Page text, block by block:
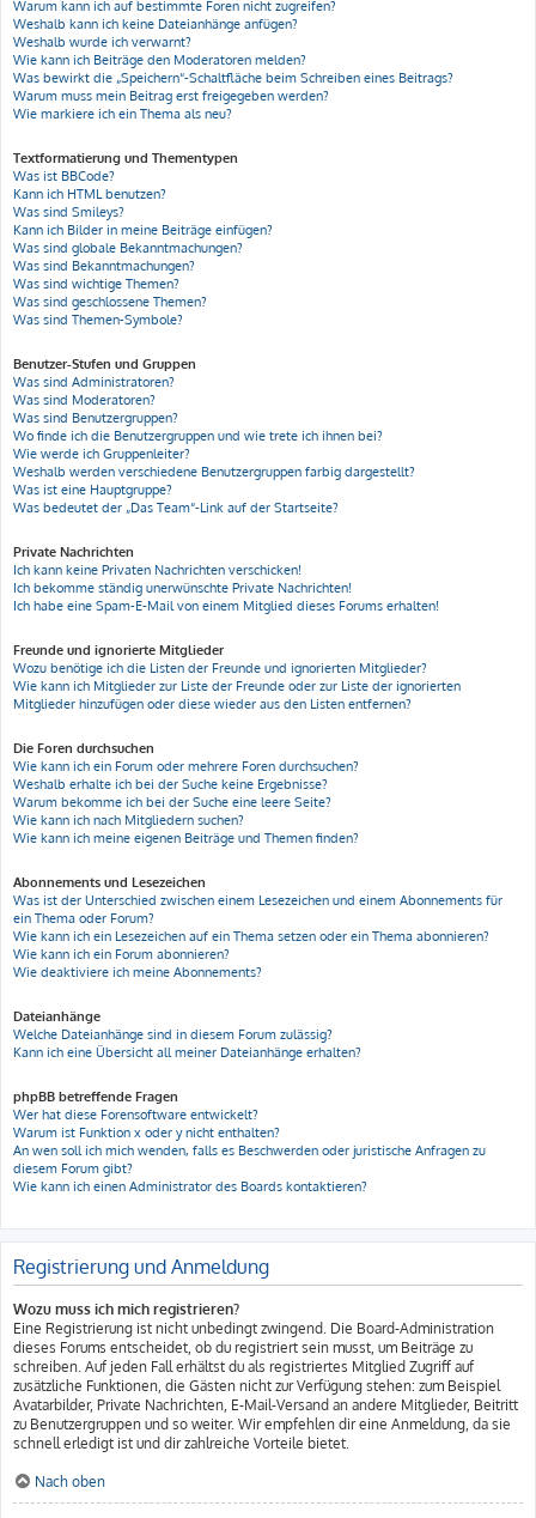
Warum kann ich auf bestimmte Foren nicht zugreifen?
Weshalb kann ich keine Dateianhänge anfügen?
Weshalb wurde ich verwarnt?
Wie kann ich Beiträge den Moderatoren melden?
Was bewirkt die „Speichern“-Schaltfläche beim Schreiben eines Beitrags?
Warum muss mein Beitrag erst freigegeben werden?
Wie markiere ich ein Thema als neu?
Textformatierung und Thementypen
Was ist BBCode?
Kann ich HTML benutzen?
Was sind Smileys?
Kann ich Bilder in meine Beiträge einfügen?
Was sind globale Bekanntmachungen?
Was sind Bekanntmachungen?
Was sind wichtige Themen?
Was sind geschlossene Themen?
Was sind Themen-Symbole?
Benutzer-Stufen und Gruppen
Was sind Administratoren?
Was sind Moderatoren?
Was sind Benutzergruppen?
Wo finde ich die Benutzergruppen und wie trete ich ihnen bei?
Wie werde ich Gruppenleiter?
Weshalb werden verschiedene Benutzergruppen farbig dargestellt?
Was ist eine Hauptgruppe?
Was bedeutet der „Das Team“-Link auf der Startseite?
Private Nachrichten
Ich kann keine Privaten Nachrichten verschicken!
Ich bekomme ständig unerwünschte Private Nachrichten!
Ich habe eine Spam-E-Mail von einem Mitglied dieses Forums erhalten!
Freunde und ignorierte Mitglieder
Wozu benötige ich die Listen der Freunde und ignorierten Mitglieder?
Wie kann ich Mitglieder zur Liste der Freunde oder zur Liste der ignorierten
Mitglieder hinzufügen oder diese wieder aus den Listen entfernen?
Die Foren durchsuchen
Wie kann ich ein Forum oder mehrere Foren durchsuchen?
Weshalb erhalte ich bei der Suche keine Ergebnisse?
Warum bekomme ich bei der Suche eine leere Seite?
Wie kann ich nach Mitgliedern suchen?
Wie kann ich meine eigenen Beiträge und Themen finden?
Abonnements und Lesezeichen
Was ist der Unterschied zwischen einem Lesezeichen und einem Abonnements für
ein Thema oder Forum?
Wie kann ich ein Lesezeichen auf ein Thema setzen oder ein Thema abonnieren?
Wie kann ich ein Forum abonnieren?
Wie deaktiviere ich meine Abonnements?
Dateianhänge
Welche Dateianhänge sind in diesem Forum zulässig?
Kann ich eine Übersicht all meiner Dateianhänge erhalten?
phpBB betreffende Fragen
Wer hat diese Forensoftware entwickelt?
Warum ist Funktion x oder y nicht enthalten?
An wen soll ich mich wenden, falls es Beschwerden oder juristische Anfragen zu
diesem Forum gibt?
Wie kann ich einen Administrator des Boards kontaktieren?
Registrierung und Anmeldung
Wozu muss ich mich registrieren?
Eine Registrierung ist nicht unbedingt zwingend. Die Board-Administration
dieses Forums entscheidet, ob du registriert sein musst, um Beiträge zu
schreiben. Auf jeden Fall erhältst du als registriertes Mitglied Zugriff auf
zusätzliche Funktionen, die Gästen nicht zur Verfügung stehen: zum Beispiel
Avatarbilder, Private Nachrichten, E-Mail-Versand an andere Mitglieder, Beitritt
zu Benutzergruppen und so weiter. Wir empfehlen dir eine Anmeldung, da sie
schnell erledigt ist und dir zahlreiche Vorteile bietet.
Nach oben